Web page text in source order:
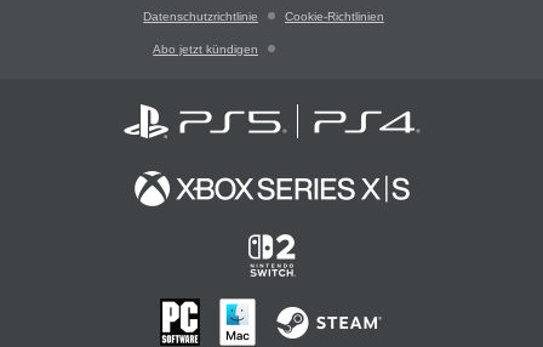
Datenschutzrichtlinie Cookie-Richtlinien
Abo jetzt kündigen